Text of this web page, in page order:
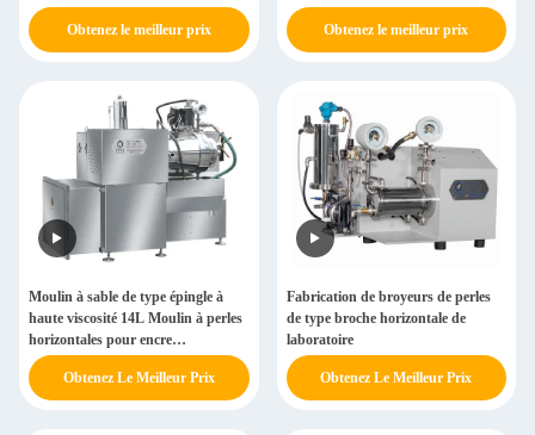
Obtenez le meilleur prix
encre d'impression offset
Obtenez le meilleur prix
Moulin à sable de type épingle à
haute viscosité 14L Moulin à perles
horizontales pour encre
d'impression offset
Obtenez Le Meilleur Prix
Fabrication de broyeurs de perles
de type broche horizontale de
laboratoire
Obtenez Le Meilleur Prix